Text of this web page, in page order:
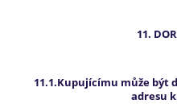
11.
11.1.Kupujícímu může být
adresu